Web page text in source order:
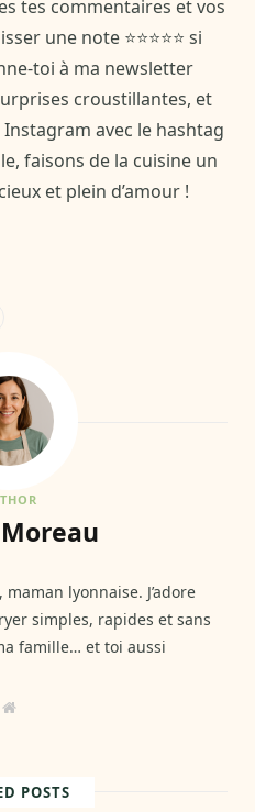
tes commentaires et vos
une note ⭐⭐⭐⭐⭐ si
toi à ma newsletter
croustillantes, et
avec le hashtag
faisons de la cuisine un
et plein d’amour !
lyonnaise. J’adore
simples, rapides et sans
famille… et toi aussi
W
POSTS